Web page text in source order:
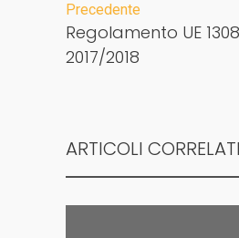
Precedente
Regolamento UE
2017/2018
ARTICOLI CORRELATI